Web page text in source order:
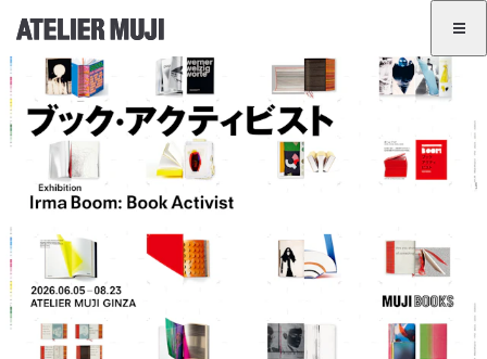
展覧会情報
イベント一覧
GINZA
BANGKOK